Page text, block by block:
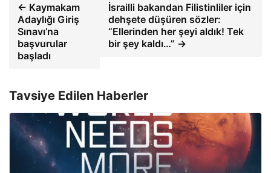
← Kaymakam
Adaylığı Giriş
Sınavı’na
başvurular
başladı
İsrailli bakandan Filistinliler için
dehşete düşüren sözler:
“Ellerinden her şeyi aldık! Tek
bir şey kaldı…” →
Tavsiye Edilen Haberler